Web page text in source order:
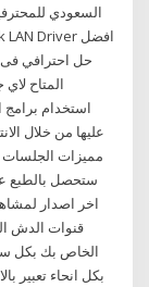
السعودي
حل احترافي فى
استخدام برامج
عليها من خلال
مميزات
قنوات الدش
الخاص بك بكل
بكل انحاء تعبير